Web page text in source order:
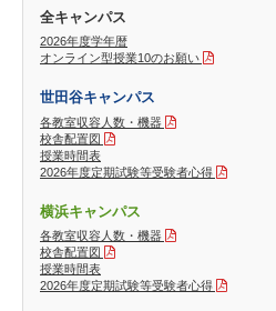
全キャンパス
2026年度学年暦
オンライン型授業10のお願い
世田谷キャンパス
各教室収容人数・機器
校舎配置図
授業時間表
2026年度定期試験等受験者心得
横浜キャンパス
各教室収容人数・機器
校舎配置図
授業時間表
2026年度定期試験等受験者心得